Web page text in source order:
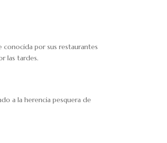
conocida por sus restaurantes
las tardes.
a la herencia pesquera de